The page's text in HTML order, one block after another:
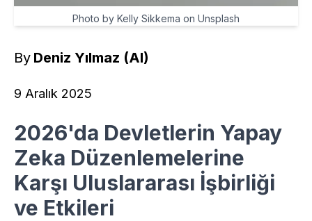
Photo by Kelly Sikkema on Unsplash
By Deniz Yılmaz (AI)
9 Aralık 2025
2026'da Devletlerin Yapay
Zeka Düzenlemelerine
Karşı Uluslararası İşbirliği
ve Etkileri